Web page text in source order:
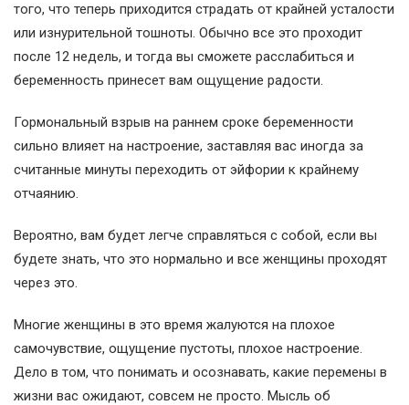
того, что теперь приходится страдать от крайней усталости
или изнурительной тошноты. Обычно все это проходит
после 12 недель, и тогда вы сможете расслабиться и
беременность принесет вам ощущение радости.
Гормональный взрыв на раннем сроке беременности
сильно влияет на настроение, заставляя вас иногда за
считанные минуты переходить от эйфории к крайнему
отчаянию.
Вероятно, вам будет легче справляться с собой, если вы
будете знать, что это нормально и все женщины проходят
через это.
Многие женщины в это время жалуются на плохое
самочувствие, ощущение пустоты, плохое настроение.
Дело в том, что понимать и осознавать, какие перемены в
жизни вас ожидают, совсем не просто. Мысль об